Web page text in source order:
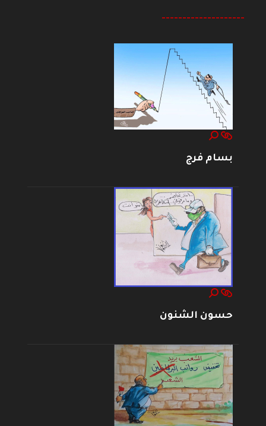
--------------------
بسام فرج
حسون الشنون